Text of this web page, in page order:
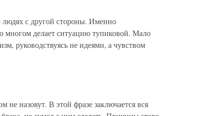
людях с другой стороны. Именно
многом делает ситуацию тупиковой. Мало
руководствуясь не идеями, а чувством
назовут. В этой фразе заключается вся